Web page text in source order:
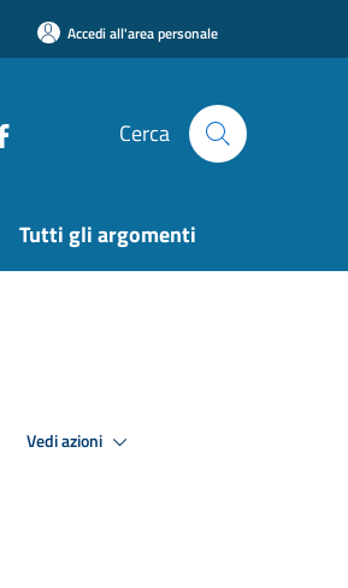
Accedi all'area personale
Cerca
Tutti gli argomenti
Vedi azioni